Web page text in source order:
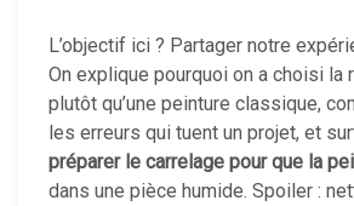
L’objectif ici ? Partager notre
On explique pourquoi on a choisi la
plutôt qu’une peinture classique,
les erreurs qui tuent un projet, et
préparer le carrelage pour que la
dans une pièce humide. Spoiler :